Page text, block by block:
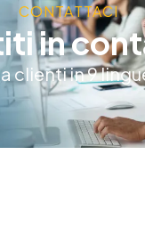
CONTATTACI
in
clienti in 9